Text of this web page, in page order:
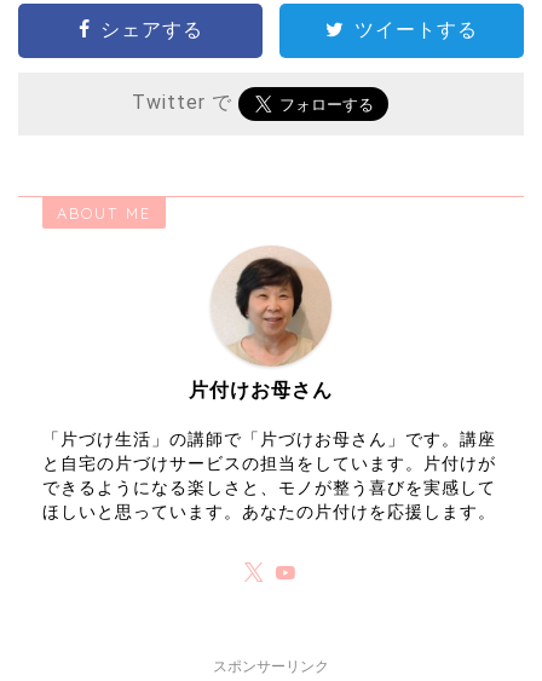
シェアする ツイートする
Twitter で
ABOUT ME
片付けお母さん
「片づけ生活」の講師で「片づけお母さん」です。講座
と自宅の片づけサービスの担当をしています。片付けが
できるようになる楽しさと、モノが整う喜びを実感して
ほしいと思っています。あなたの片付けを応援します。
スポンサーリンク